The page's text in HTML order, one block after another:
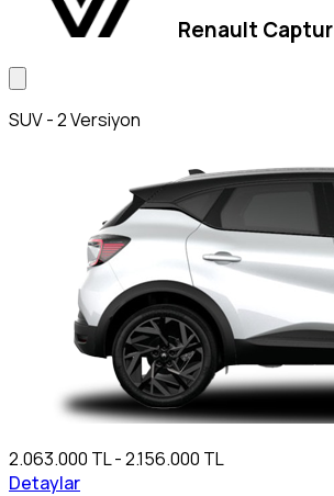
Renault Captur
SUV - 2 Versiyon
2.063.000 TL - 2.156.000 TL
Detaylar